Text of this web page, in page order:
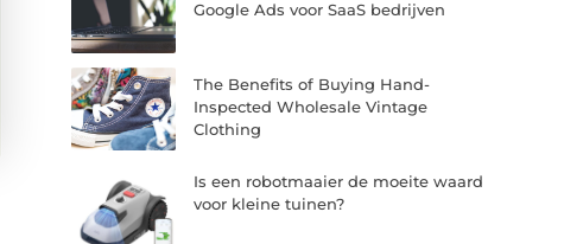
Google Ads voor SaaS bedrijven
The Benefits of Buying Hand-
Inspected Wholesale Vintage
Clothing
Is een robotmaaier de moeite waard
voor kleine tuinen?